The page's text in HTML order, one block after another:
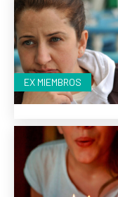
EX MIEMBROS